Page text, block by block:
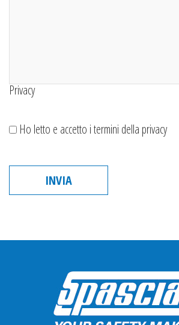
Privacy
Ho letto e accetto i termini della privacy